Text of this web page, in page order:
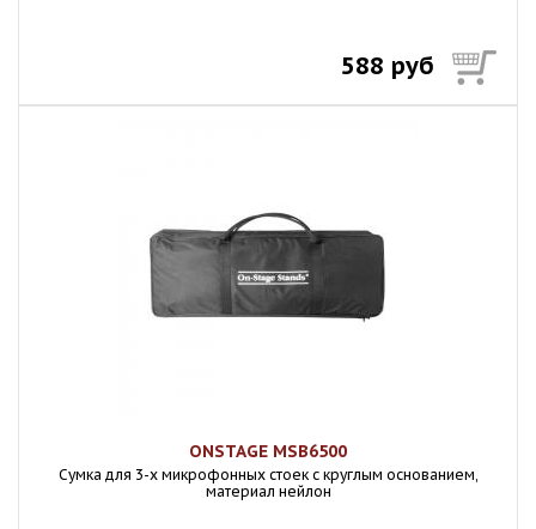
588 руб
ONSTAGE MSB6500
Сумка для 3-х микрофонных стоек с круглым основанием,
материал нейлон